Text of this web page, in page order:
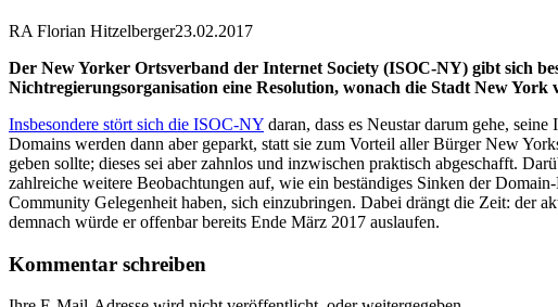
RA Florian Hitzelberger23.02.2017
Der New Yorker Ortsverband der Internet Society (ISOC-NY) gibt sich
Nichtregierungsorganisation eine Resolution, wonach die Stadt New
Insbesondere stört sich die ISOC-NY daran, dass es Neustar darum gehe,
Domains werden dann aber geparkt, statt sie zum Vorteil aller Bürger New
geben sollte; dieses sei aber zahnlos und inzwischen praktisch abgeschafft.
zahlreiche weitere Beobachtungen auf, wie ein beständiges Sinken der
Community Gelegenheit haben, sich einzubringen. Dabei drängt die Zeit: der
demnach würde er offenbar bereits Ende März 2017 auslaufen.
Kommentar schreiben